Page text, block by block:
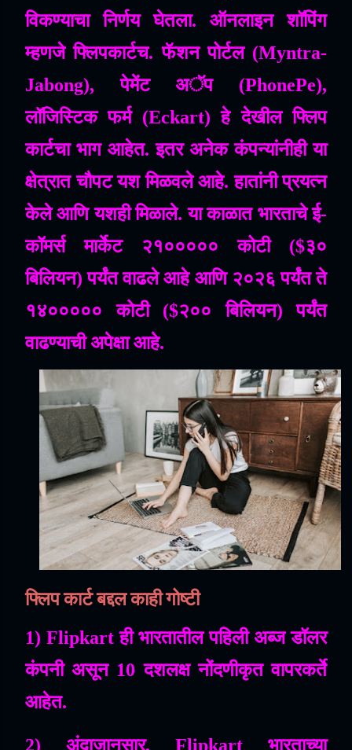
विकण्याचा
निर्णय घेतला. ऑनलाइन
शॉपिंग
म्हणजे फ्लिपकार्टच.फॅशन पोर्टल(Myntra-
Jabong),पेमेंट अॅप(PhonePe),
लॉजिस्टिक फर्म(Eckart)हे देखील फ्लिप
कार्टचा भाग आहेत.इतर अनेक कंपन्यांनीही या
क्षेत्रात चौपट यश मिळवले आहे.हातांनी प्रयत्न
केले आणि यशही मिळाले.या काळात भारताचे ई-
कॉमर्स
मार्केट २१००००० कोटी($३०
बिलियन)पर्यंत वाढले आहे आणि २०२६ पर्यंत ते
१४०००००
कोटी($२०० बिलियन)पर्यंत
वाढण्याची अपेक्षा आहे.
फ्लिपकार्टबद्दलकाहीगोष्टी
1) Flipkartही भारतातील पहिली अब्ज डॉलर
कंपनी असून10दशलक्ष नोंदणीकृत वापरकर्ते
आहेत.
2) अंदाजानुसार, Flipkart भारताच्या